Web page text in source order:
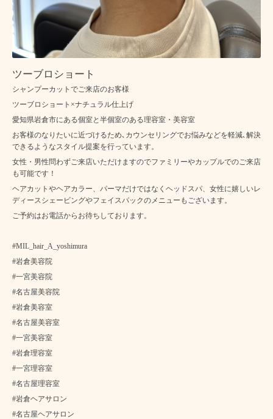
ツーブロショート
シャンプーカットでご来店のお客様
ツーブロショート×ナチュラル仕上げ
愛知県岩倉市にある個室と半個室のある理容室・美容室
お客様のなりたいに近づけるため､カウンセリングでお悩みなどを軽減､解決
できるようなスタイル提案を行っています。
女性・男性問わずご来店いただけますのでファミリーやカップルでのご来店
も可能です！
ヘアカットやヘアカラー、パーマだけではなくヘッドスパ、女性に嬉しいレ
ディースシェービングやフェイスパックのメニューもございます。
ご予約はお電話からお待ちしております。
#MIL_hair_A_yoshimura
#岩倉美容院
#一宮美容院
#名古屋美容院
#岩倉美容室
#名古屋美容室
#一宮美容室
#岩倉理容室
#一宮理容室
#名古屋理容室
#岩倉ヘアサロン
#名古屋ヘアサロン